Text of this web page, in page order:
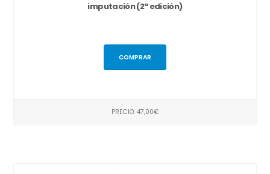
imputación (2ª edición)
COMPRAR
PRECIO: 47,00€